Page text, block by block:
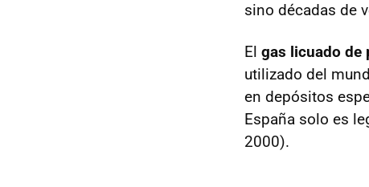
sino décadas de
El gas licuado de
utilizado del
en depósitos
España solo es
2000).